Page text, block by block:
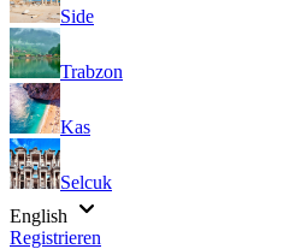
Side
Trabzon
Kas
Selcuk
English
Registrieren